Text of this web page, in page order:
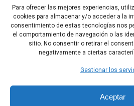
Para ofrecer las mejores experiencias,
cookies para almacenar y/o acceder a la
consentimiento de estas tecnologías nos
el comportamiento de navegación o las
sitio. No consentir o retirar el
negativamente a ciertas
Gestionar los
Aceptar
25 Y esta será nuestra justicia:
estos mandamientos delante del
lo ordenó».
Capítulo Anterior